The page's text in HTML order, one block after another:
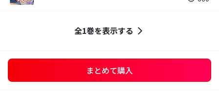
全1巻を表示する
まとめて購入